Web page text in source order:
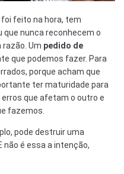
feito na hora, tem
que nunca reconhecem o
Um pedido de
que podemos fazer. Para
porque acham que
ter maturidade para
que afetam o outro e
fazemos.
pode destruir uma
não é essa a intenção,